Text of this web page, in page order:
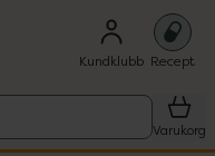
Kundklubb Recept
Varukorg